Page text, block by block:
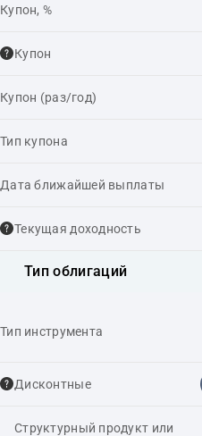
Купон, %
Купон
Купон (раз/год)
Тип купона
Дата ближайшей выплаты
Текущая доходность
Тип облигаций
Тип инструмента
Дисконтные
Структурный продукт или